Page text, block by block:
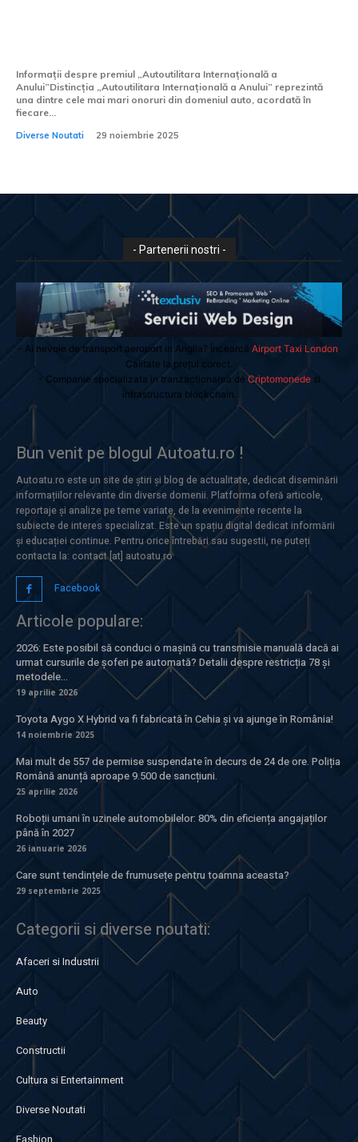
Informații despre premiul „Autoutilitara Internațională a
Anului”Distincția „Autoutilitara Internațională a Anului” reprezintă
una dintre cele mai mari onoruri din domeniul auto, acordată în
fiecare...
Diverse Noutati 29 noiembrie 2025
- Partenerii nostri -
- Ai nevoie de transport aeroport in Anglia? Încearcă Airport Taxi London
Calitate la prețul corect.
- Companie specializata in tranzactionarea de Criptomonedesi
infrastructura blockchain.
Bun venit pe blogul Autoatu.ro !
Autoatu.ro este un site de știri și blog de actualitate, dedicat diseminării
informațiilor relevante din diverse domenii. Platforma oferă articole,
reportaje și analize pe teme variate, de la evenimente recente la
subiecte de interes specializat. Este un spațiu digital dedicat informării
și educației continue. Pentru orice întrebări sau sugestii, ne puteți
contacta la: contact [at] autoatu.ro
Facebook
Articole populare:
2026: Este posibil să conduci o mașină cu transmisie manuală dacă ai
urmat cursurile de șoferi pe automată? Detalii despre restricția 78 și
metodele...
19 aprilie 2026
Toyota Aygo X Hybrid va fi fabricată în Cehia și va ajunge în România!
14 noiembrie 2025
Mai mult de 557 de permise suspendate în decurs de 24 de ore. Poliția
Română anunță aproape 9.500 de sancțiuni.
25 aprilie 2026
Roboții umani în uzinele automobilelor: 80% din eficiența angajaților
până în 2027
26 ianuarie 2026
Care sunt tendințele de frumusețe pentru toamna aceasta?
29 septembrie 2025
Categorii si diverse noutati:
Afaceri si Industrii
Auto
Beauty
Constructii
Cultura si Entertainment
Diverse Noutati